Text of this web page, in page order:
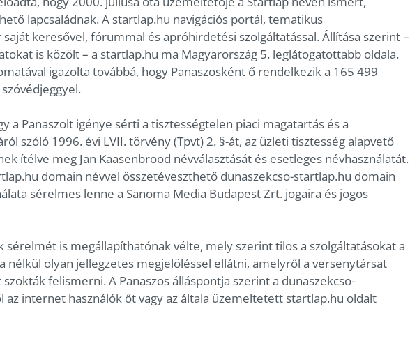
lapcsaládnak. A startlap.hu navigációs portál, tematikus
keresővel, fórummal és apróhirdetési szolgáltatással. Állítása szerint –
is közölt – a startlap.hu ma Magyarország 5. leglátogatottabb oldala.
igazolta továbbá, hogy Panaszosként ő rendelkezik a 165 499
a Panaszolt igénye sérti a tisztességtelen piaci magatartás és a
szóló 1996. évi LVII. törvény (Tpvt) 2. §-át, az üzleti tisztesség alapvető
ítélve meg Jan Kaasenbrood névválasztását és esetleges névhasználatát.
domain névvel összetéveszthető dunaszekcso-startlap.hu domain
sérelmes lenne a Sanoma Media Budapest Zrt. jogaira és jogos
sérelmét is megállapíthatónak vélte, mely szerint tilos a szolgáltatásokat a
nélkül olyan jellegzetes megjelöléssel ellátni, amelyről a versenytársat
felismerni. A Panaszos álláspontja szerint a dunaszekcso-
az internet használók őt vagy az általa üzemeltetett startlap.hu oldalt